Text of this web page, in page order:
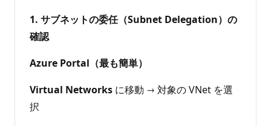
1. サブネットの委任（Subnet Delegation）の
確認
Azure Portal（最も簡単）
Virtual Networks に移動 → 対象の VNet を選
択